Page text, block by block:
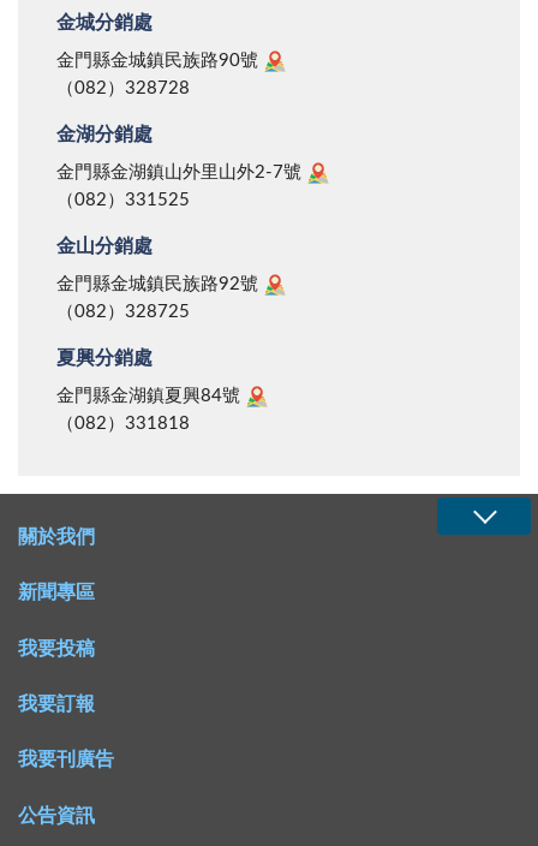
金城分銷處
金門縣金城鎮民族路90號
（082）328728
金湖分銷處
金門縣金湖鎮山外里山外2-7號
（082）331525
金山分銷處
金門縣金城鎮民族路92號
（082）328725
夏興分銷處
金門縣金湖鎮夏興84號
（082）331818
關於我們
新聞專區
我要投稿
我要訂報
我要刊廣告
公告資訊